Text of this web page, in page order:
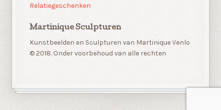
Relatiegeschenken
Martinique Sculpturen
Kunstbeelden en Sculpturen van Martinique Venlo
© 2018. Onder voorbehoud van alle rechten